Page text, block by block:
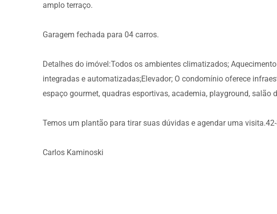
amplo terraço.
Garagem fechada para 04 carros.
Detalhes do imóvel:Todos os ambientes climatizados;
integradas e automatizadas;Elevador; O condomínio oferece
espaço gourmet, quadras esportivas, academia, playground, salão
Temos um plantão para tirar suas dúvidas e agendar uma
Carlos Kaminoski